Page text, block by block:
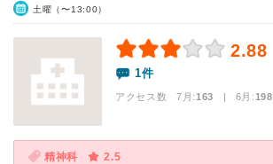
土曜（〜13:00）
2.88
1件
アクセス数 7月:163 | 6月:198
精神科
2.5